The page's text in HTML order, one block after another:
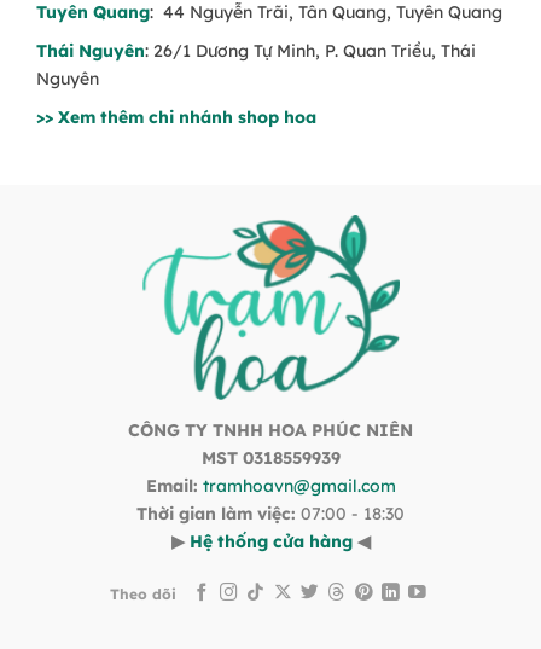
Tuyên Quang: 44 Nguyễn Trãi, Tân Quang, Tuyên Quang
Thái Nguyên: 26/1 Dương Tự Minh, P. Quan Triều, Thái
Nguyên
>> Xem thêm chi nhánh shop hoa
CÔNG TY TNHH HOA PHÚC NIÊN
MST 0318559939
Email: tramhoavn@gmail.com
Thời gian làm việc: 07:00 - 18:30
▶ Hệ thống cửa hàng ◀
Theo dõi